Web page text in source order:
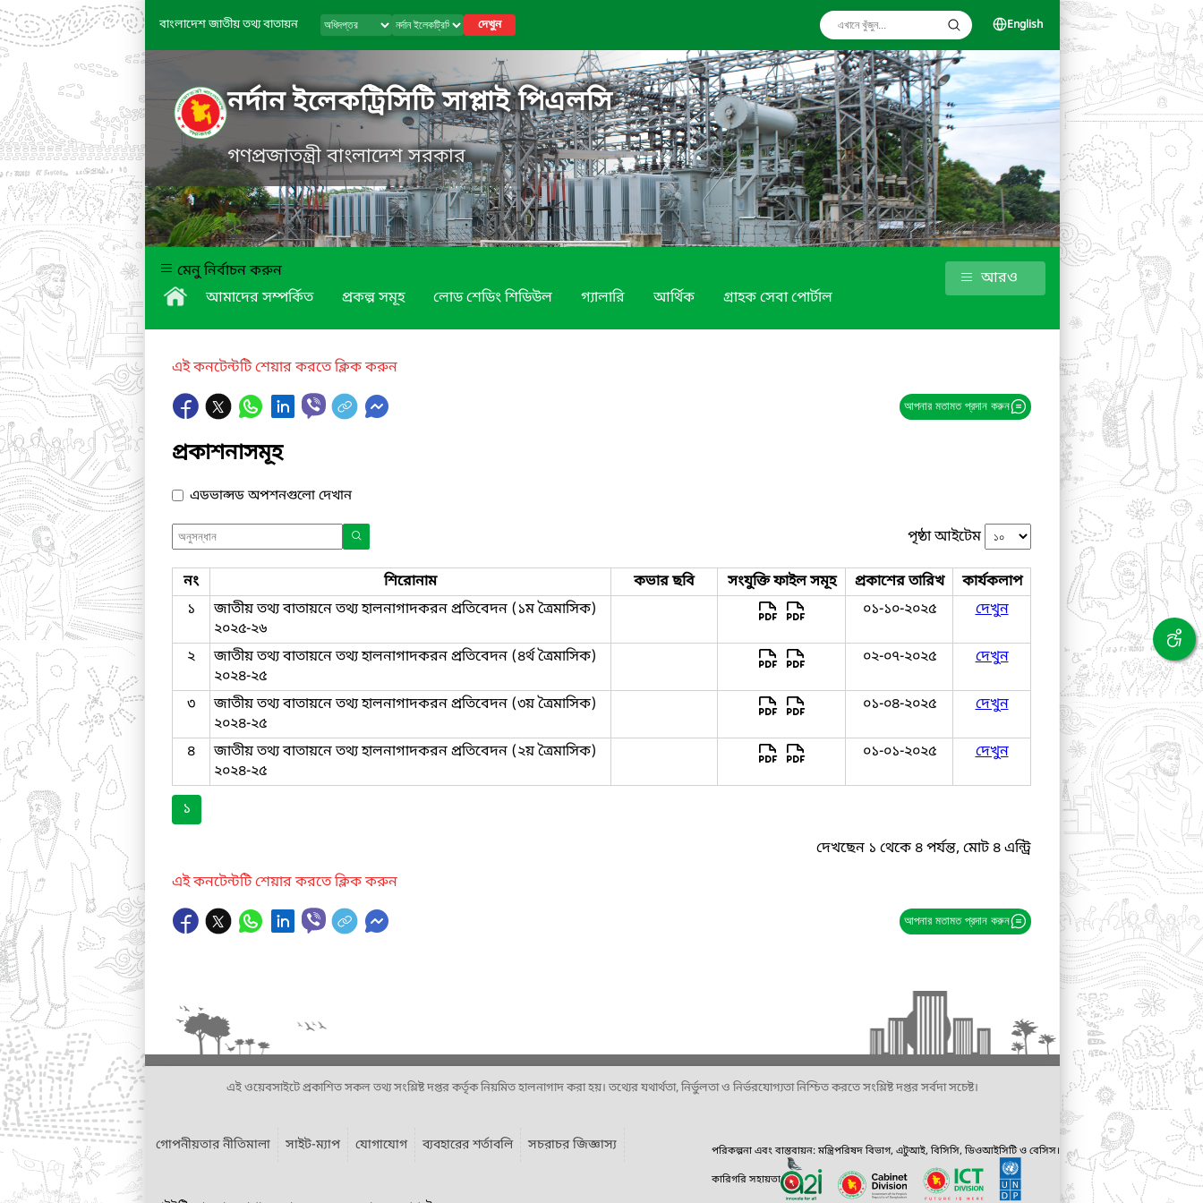
বাংলাদেশ জাতীয় তথ্য বাতায়ন দেখুন English
নর্দান ইলেকট্রিসিটি সাপ্লাই পিএলসি
গণপ্রজাতন্ত্রী বাংলাদেশ সরকার
মেনু নির্বাচন করুন
আমাদের সম্পর্কিত
প্রকল্প সমূহ লোড শেডিং শিডিউল গ্যালারি আর্থিক গ্রাহক সেবা পোর্টাল
আরও
এই কনটেন্টটি শেয়ার করতে ক্লিক করুন
আপনার মতামত প্রদান করুন
প্রকাশনাসমূহ
এডভান্সড অপশনগুলো দেখান
পৃষ্ঠা আইটেম
নং শিরোনাম কভার ছবি সংযুক্তি ফাইল সমূহ প্রকাশের তারিখ
কার্যকলাপ
১
জাতীয় তথ্য বাতায়নে তথ্য হালনাগাদকরন প্রতিবেদন (১ম ত্রৈমাসিক)
২০২৫-২৬
০১-১০-২০২৫ দেখুন
২
জাতীয় তথ্য বাতায়নে তথ্য হালনাগাদকরন প্রতিবেদন (৪র্থ ত্রৈমাসিক)
২০২৪-২৫
০২-০৭-২০২৫ দেখুন
৩
জাতীয় তথ্য বাতায়নে তথ্য হালনাগাদকরন প্রতিবেদন (৩য় ত্রৈমাসিক)
২০২৪-২৫
০১-০৪-২০২৫ দেখুন
৪
জাতীয় তথ্য বাতায়নে তথ্য হালনাগাদকরন প্রতিবেদন (২য় ত্রৈমাসিক)
২০২৪-২৫
০১-০১-২০২৫ দেখুন
১
দেখছেন ১ থেকে ৪ পর্যন্ত, মোট ৪ এন্ট্রি
এই কনটেন্টটি শেয়ার করতে ক্লিক করুন
আপনার মতামত প্রদান করুন
এই ওয়েবসাইটে প্রকাশিত সকল তথ্য সংশ্লিষ্ট দপ্তর কর্তৃক নিয়মিত হালনাগাদ করা হয়। তথ্যের যথার্থতা, নির্ভুলতা ও নির্ভরযোগ্যতা নিশ্চিত করতে সংশ্লিষ্ট দপ্তর সর্বদা সচেষ্ট।
গোপনীয়তার নীতিমালা সাইট-ম্যাপ যোগাযোগ ব্যবহারের শর্তাবলি সচরাচর জিজ্ঞাস্য পরিকল্পনা এবং বাস্তবায়ন: মন্ত্রিপরিষদ বিভাগ, এটুআই, বিসিসি, ডিওআইসিটি ও বেসিস।
কারিগরি সহায়তা